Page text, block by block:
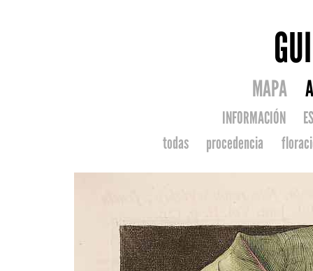
MAPA
INFORMACIÓN
todas
procedencia